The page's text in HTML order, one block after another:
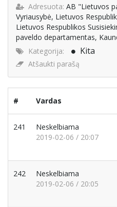
Adresuota: AB "Lietuvos
Vyriausybė, Lietuvos
Lietuvos Respublikos
paveldo departamentas,
Kategorija:
Kita
Atšaukti parašą
# Vardas
241
Neskelbiama
2019-02-06 / 20:07
242
Neskelbiama
2019-02-06 / 20:05